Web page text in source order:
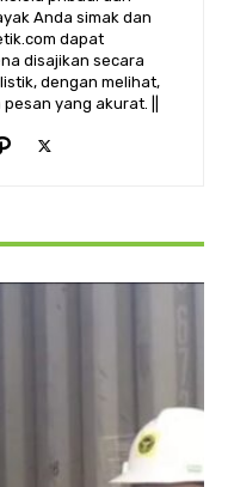
Anda simak dan
dapat
disajikan secara
dengan melihat,
yang akurat. ||